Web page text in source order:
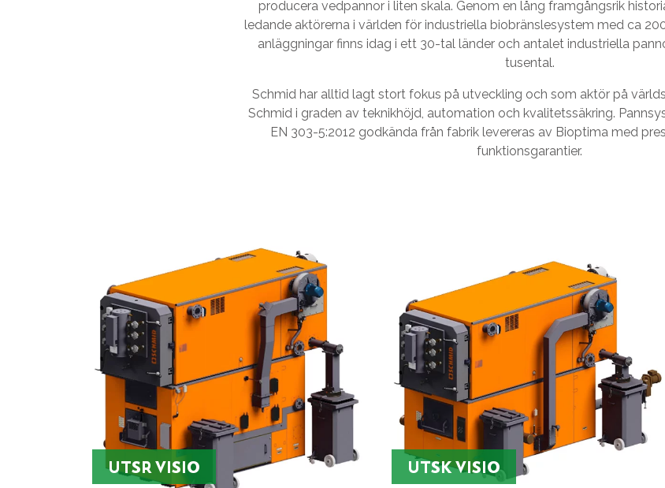
producera vedpannor i liten skala. Genom en lång framgångsrik
ledande aktörerna i världen för industriella biobränslesystem med ca
anläggningar finns idag i ett 30-tal länder och antalet industriella
tusental.
Schmid har alltid lagt stort fokus på utveckling och som aktör på
Schmid i graden av teknikhöjd, automation och kvalitetssäkring.
EN 303-5:2012 godkända från fabrik levereras av Bioptima med
funktionsgarantier.
UTSR VISIO UTSK VISIO